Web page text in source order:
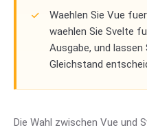
Waehlen Sie Vue
waehlen Sie Svelte
Ausgabe, und
Gleichstand
Die Wahl zwischen Vue und